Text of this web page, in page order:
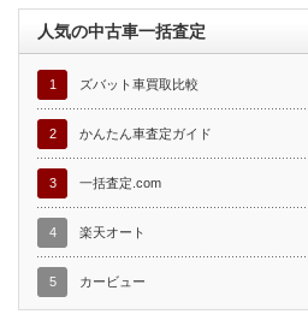
人気の中古車一括査定
1 ズバット車買取比較
2 かんたん車査定ガイド
3 一括査定.com
4 楽天オート
5 カービュー